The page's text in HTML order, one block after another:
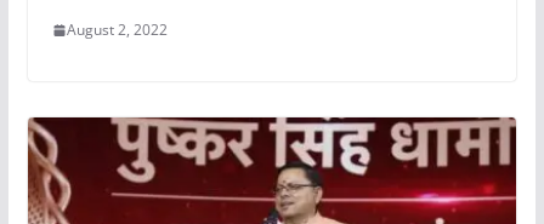
August 2, 2022